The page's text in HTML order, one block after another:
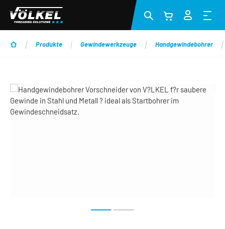
Zum Hauptinhalt springen
Produkte Gewindewerkzeuge Handgewindebohrer
Bildergalerie überspringen